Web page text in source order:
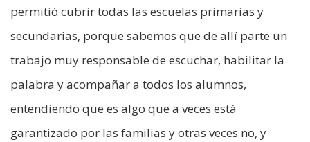
permitió cubrir todas las escuelas primarias y
secundarias, porque sabemos que de allí parte un
trabajo muy responsable de escuchar, habilitar la
palabra y acompañar a todos los alumnos,
entendiendo que es algo que a veces está
garantizado por las familias y otras veces no, y